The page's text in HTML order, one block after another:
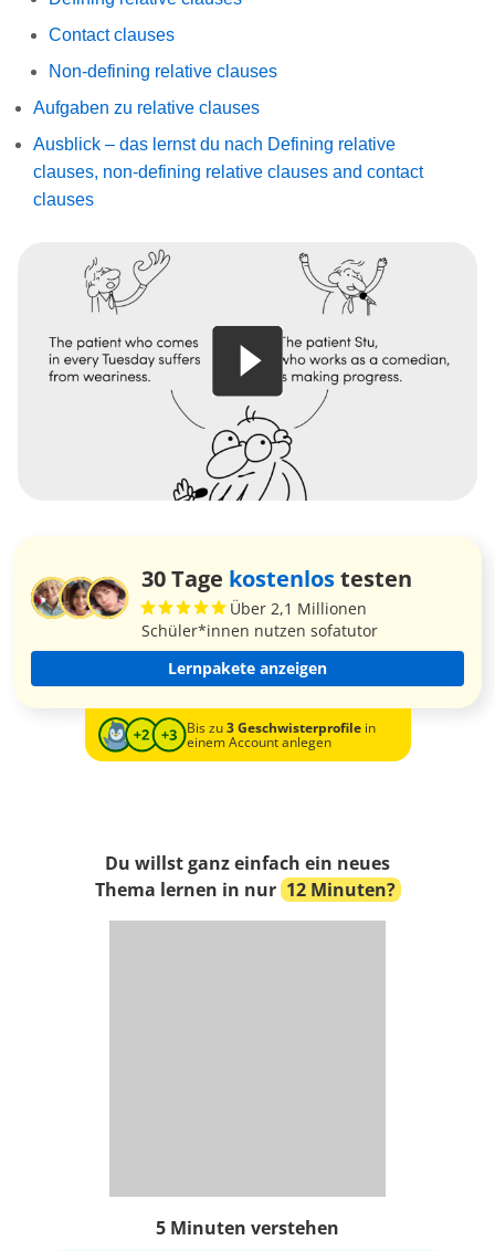
Contact clauses
Non-defining relative clauses
Aufgaben zu relative clauses
Ausblick – das lernst du nach Defining relative
clauses, non-defining relative clauses and contact
clauses
30 Tage kostenlostesten
Über 2,1 Millionen
Schüler*innen nutzen sofatutor
Lernpakete anzeigen
Bis zu3 Geschwisterprofilein
einem Account anlegen
Du willst ganz einfach ein neues
Thema lernen in nur 12 Minuten?
5 Minuten verstehen